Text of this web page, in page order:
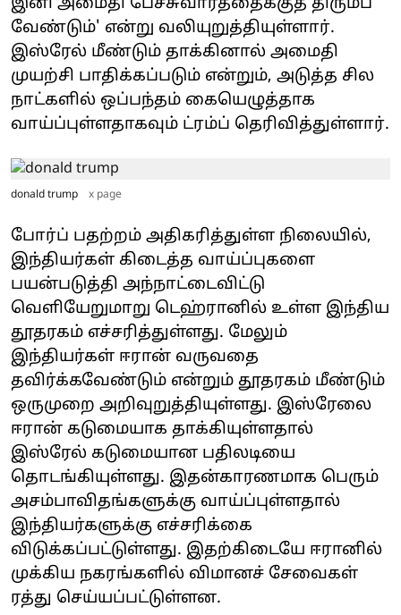
வேண்டும்' என்று வலியுறுத்தியுள்ளார்.
இஸ்ரேல் மீண்டும் தாக்கினால் அமைதி
முயற்சி பாதிக்கப்படும் என்றும், அடுத்த சில
நாட்களில் ஒப்பந்தம் கையெழுத்தாக
வாய்ப்புள்ளதாகவும் ட்ரம்ப் தெரிவித்துள்ளார்.
donald trump x page
போர்ப் பதற்றம் அதிகரித்துள்ள நிலையில்,
இந்தியர்கள் கிடைத்த வாய்ப்புகளை
பயன்படுத்தி அந்நாட்டைவிட்டு
வெளியேறுமாறு டெஹ்ரானில் உள்ள இந்திய
தூதரகம் எச்சரித்துள்ளது. மேலும்
இந்தியர்கள் ஈரான் வருவதை
தவிர்க்கவேண்டும் என்றும் தூதரகம் மீண்டும்
ஒருமுறை அறிவுறுத்தியுள்ளது. இஸ்ரேலை
ஈரான் கடுமையாக தாக்கியுள்ளதால்
இஸ்ரேல் கடுமையான பதிலடியை
தொடங்கியுள்ளது. இதன்காரணமாக பெரும்
அசம்பாவிதங்களுக்கு வாய்ப்புள்ளதால்
இந்தியர்களுக்கு எச்சரிக்கை
விடுக்கப்பட்டுள்ளது. இதற்கிடையே ஈரானில்
முக்கிய நகரங்களில் விமானச் சேவைகள்
ரத்து செய்யப்பட்டுள்ளன.